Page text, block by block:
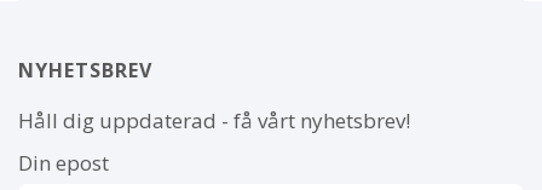
NYHETSBREV
Håll dig uppdaterad - få vårt nyhetsbrev!
Din epost